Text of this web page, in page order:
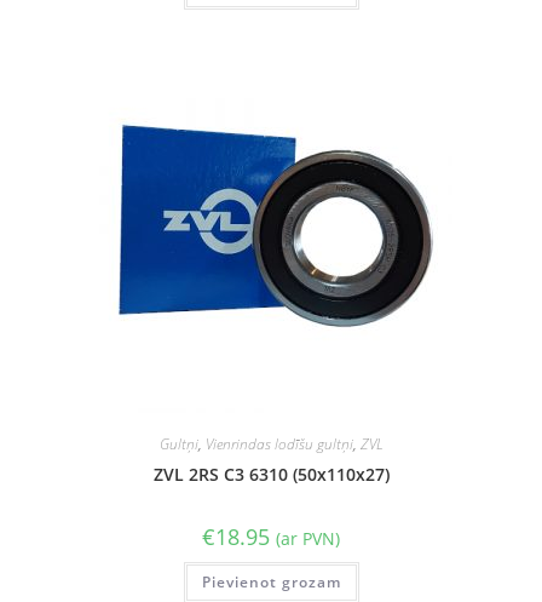
Gultņi, Vienrindas lodīšu gultņi, ZVL
ZVL 2RS C3 6310 (50x110x27)
€18.95 (ar PVN)
Pievienot grozam